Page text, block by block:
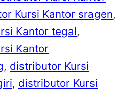
Kursi Kantor sragen
Kantor tegal
Kantor
, distributor Kursi
, distributor Kursi